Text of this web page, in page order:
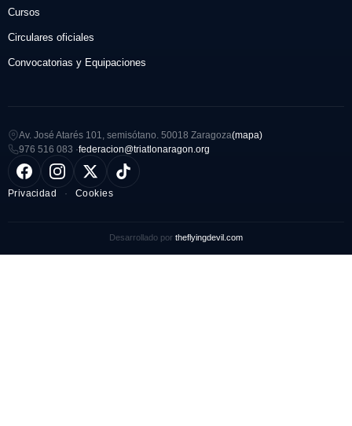
Cursos
Circulares oficiales
Convocatorias y Equipaciones
Av. José Atarés 101, semisótano. 50018 Zaragoza(mapa)
976 516 083 ·federacion@triatlonaragon.org
Privacidad · Cookies
Desarrollado por theflyingdevil.com